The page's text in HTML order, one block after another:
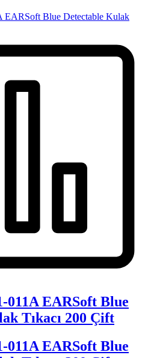
011A EARSoft Blue
Tıkacı 200 Çift
011A EARSoft Blue